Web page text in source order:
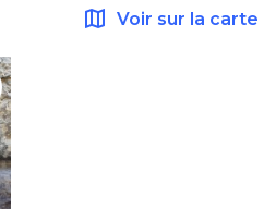
map Voir sur la carte